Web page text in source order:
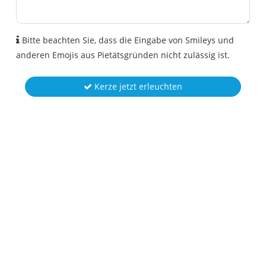
Bitte beachten Sie, dass die Eingabe von Smileys und
anderen Emojis aus Pietätsgründen nicht zulässig ist.
Kerze jetzt erleuchten